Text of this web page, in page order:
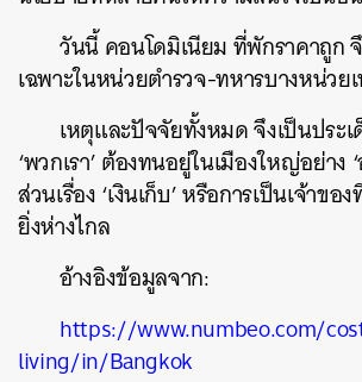
วันนี้ คอนโดมิเนียม ที่พักราคาถูก
เฉพาะในหน่วยตำรวจ-ทหารบางหน่วย
เหตุและปัจจัยทั้งหมด จึงเป็นประ
‘พวกเรา’ต้องทนอยู่ในเมืองใหญ่อย่าง ‘
ส่วนเรื่อง‘เงินเก็บ’หรือการเป็นเจ้าขอ
ยิ่งห่างไกล
อ้างอิงข้อมูลจาก:
https://www.numbeo.com/
living/in/Bangkok